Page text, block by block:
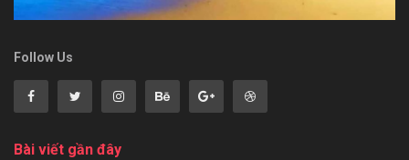
Follow Us
Bài viết gần đây